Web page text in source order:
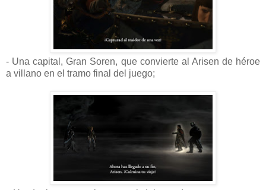
- Una capital, Gran Soren, que convierte al Arisen de héroe
a villano en el tramo final del juego;